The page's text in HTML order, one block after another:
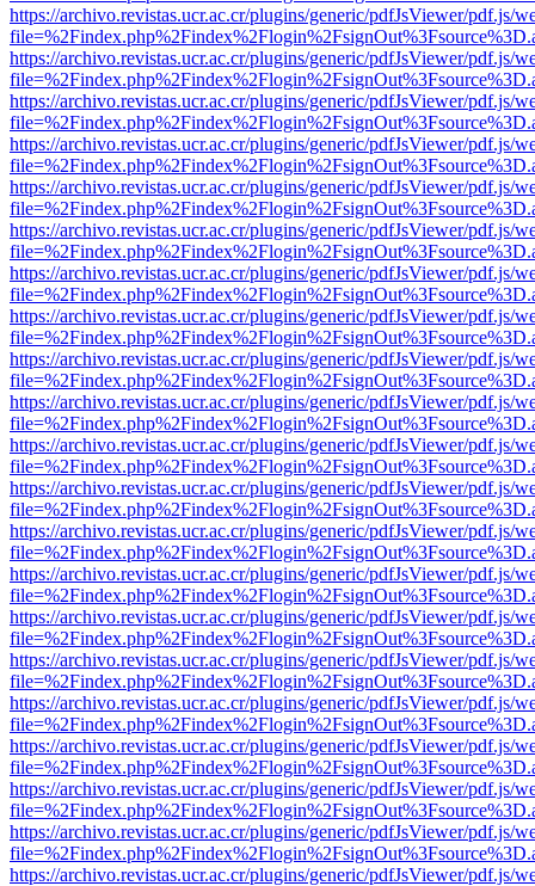
https://archivo.revistas.ucr.ac.cr/plugins/generic/pdfJsViewer/pdf.js/
https://archivo.revistas.ucr.ac.cr/plugins/generic/pdfJsViewer/pdf.js/
https://archivo.revistas.ucr.ac.cr/plugins/generic/pdfJsViewer/pdf.js/
https://archivo.revistas.ucr.ac.cr/plugins/generic/pdfJsViewer/pdf.js/
https://archivo.revistas.ucr.ac.cr/plugins/generic/pdfJsViewer/pdf.js/
https://archivo.revistas.ucr.ac.cr/plugins/generic/pdfJsViewer/pdf.js/
https://archivo.revistas.ucr.ac.cr/plugins/generic/pdfJsViewer/pdf.js/
https://archivo.revistas.ucr.ac.cr/plugins/generic/pdfJsViewer/pdf.js/
https://archivo.revistas.ucr.ac.cr/plugins/generic/pdfJsViewer/pdf.js/
https://archivo.revistas.ucr.ac.cr/plugins/generic/pdfJsViewer/pdf.js/
https://archivo.revistas.ucr.ac.cr/plugins/generic/pdfJsViewer/pdf.js/
https://archivo.revistas.ucr.ac.cr/plugins/generic/pdfJsViewer/pdf.js/
https://archivo.revistas.ucr.ac.cr/plugins/generic/pdfJsViewer/pdf.js/
https://archivo.revistas.ucr.ac.cr/plugins/generic/pdfJsViewer/pdf.js/
https://archivo.revistas.ucr.ac.cr/plugins/generic/pdfJsViewer/pdf.js/
https://archivo.revistas.ucr.ac.cr/plugins/generic/pdfJsViewer/pdf.js/
https://archivo.revistas.ucr.ac.cr/plugins/generic/pdfJsViewer/pdf.js/
https://archivo.revistas.ucr.ac.cr/plugins/generic/pdfJsViewer/pdf.js/
https://archivo.revistas.ucr.ac.cr/plugins/generic/pdfJsViewer/pdf.js/
https://archivo.revistas.ucr.ac.cr/plugins/generic/pdfJsViewer/pdf.js/
https://archivo.revistas.ucr.ac.cr/plugins/generic/pdfJsViewer/pdf.js/